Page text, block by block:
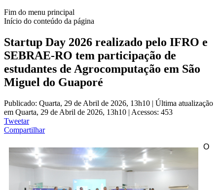
Fim do menu principal
Início do conteúdo da página
Startup Day 2026 realizado pelo IFRO e
SEBRAE-RO tem participação de
estudantes de Agrocomputação em São
Miguel do Guaporé
Publicado: Quarta, 29 de Abril de 2026, 13h10 | Última atualização
em Quarta, 29 de Abril de 2026, 13h10 | Acessos: 453
Tweetar
Compartilhar
O